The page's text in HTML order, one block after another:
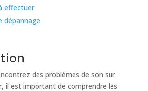
effectuer
dépannage
des problèmes de son sur
il est important de comprendre les